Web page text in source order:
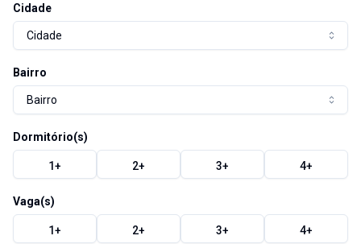
Cidade
Cidade
Bairro
Bairro
Dormitório(s)
1+ 2+ 3+ 4+
Vaga(s)
1+ 2+ 3+ 4+